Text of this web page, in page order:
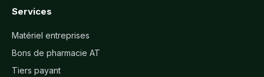
Services
Matériel entreprises
Bons de pharmacie AT
Tiers payant